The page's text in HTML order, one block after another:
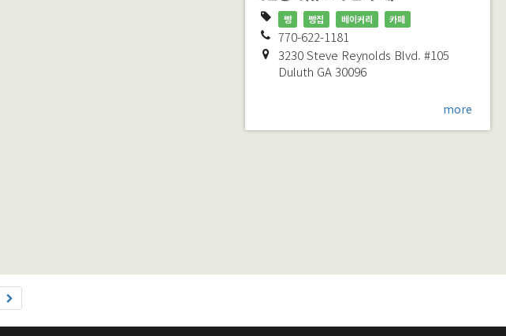
빵 빵집 베이커리 카페
770-622-1181
3230 Steve Reynolds Blvd. #105
Duluth GA30096
more